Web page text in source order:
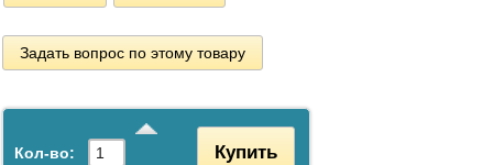
Задать вопрос по этому товару
Кол-во: Купить